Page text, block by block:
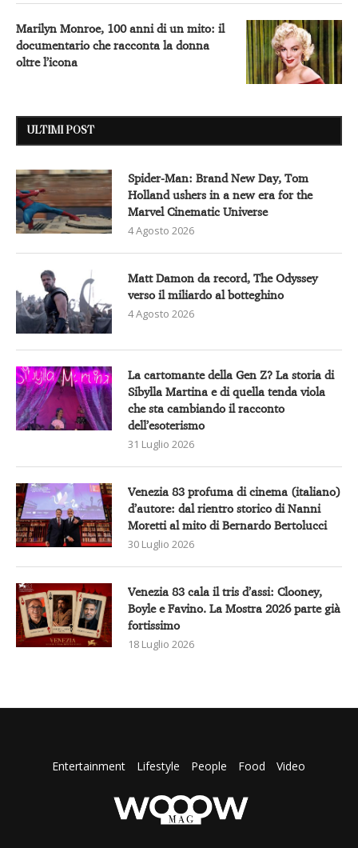
Marilyn Monroe, 100 anni di un mito: il
documentario che racconta la donna
oltre l’icona
ULTIMI POST
Spider-Man: Brand New Day, Tom
Holland ushers in a new era for the
Marvel Cinematic Universe
4 Agosto 2026
Matt Damon da record, The Odyssey
verso il miliardo al botteghino
4 Agosto 2026
La cartomante della Gen Z? La storia di
Sibylla Martina e di quella tenda viola
che sta cambiando il racconto
dell’esoterismo
31 Luglio 2026
Venezia 83 profuma di cinema (italiano)
d’autore: dal rientro storico di Nanni
Moretti al mito di Bernardo Bertolucci
30 Luglio 2026
Venezia 83 cala il tris d’assi: Clooney,
Boyle e Favino. La Mostra 2026 parte già
fortissimo
18 Luglio 2026
Entertainment Lifestyle People Food Video